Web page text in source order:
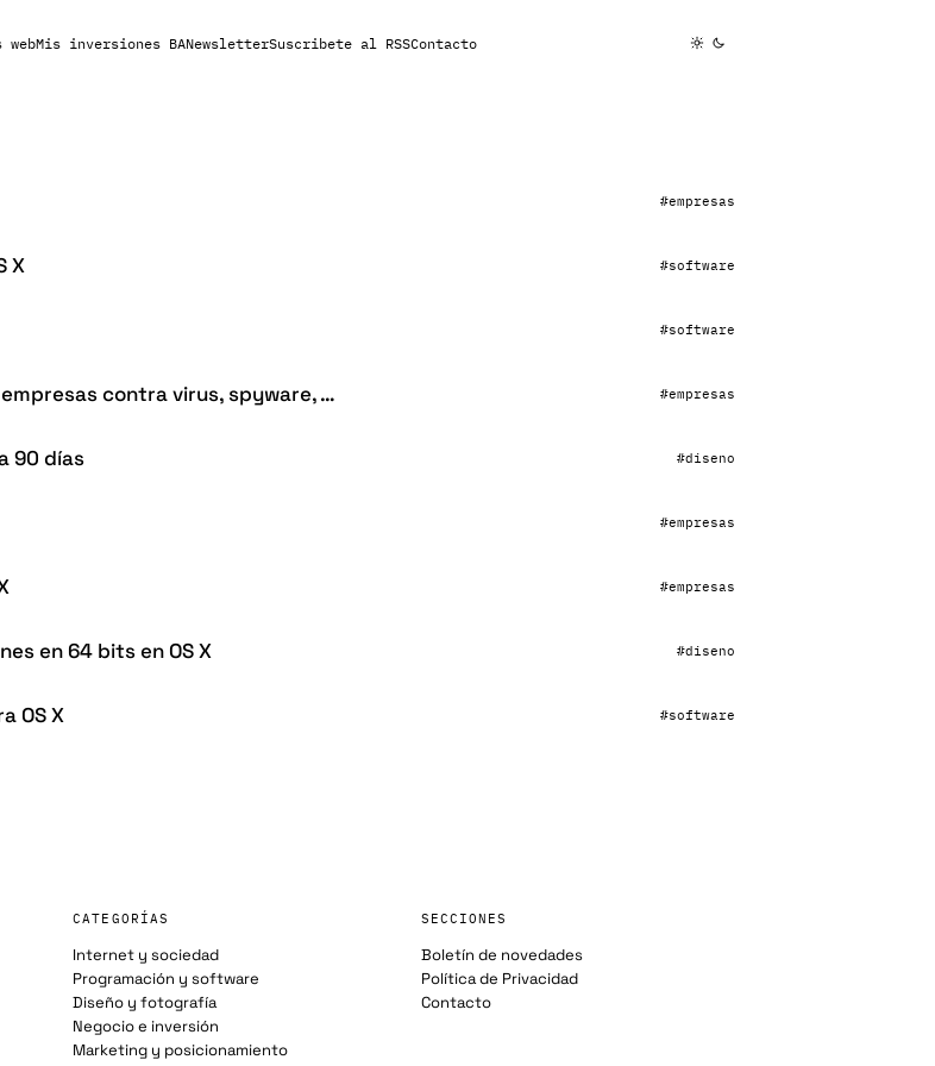
webMis inversiones BANewsletterSuscribete al RSSContacto
#empresas
X #software
#software
contra virus, spyware, … #empresas
90 días #diseno
#empresas
#empresas
en 64 bits en OS X #diseno
OS X #software
CATEGORÍAS
Internet y sociedad
Programación y software
Diseño y fotografía
Negocio e inversión
Marketing y posicionamiento
SECCIONES
Boletín de novedades
Política de Privacidad
Contacto